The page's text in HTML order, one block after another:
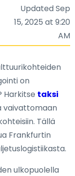
Updated Sep
15, 2025 at 9:20
AM
on
Harkitse taksi
vaivattomaan
Tällä
Frankfurtin
ulkopuolella